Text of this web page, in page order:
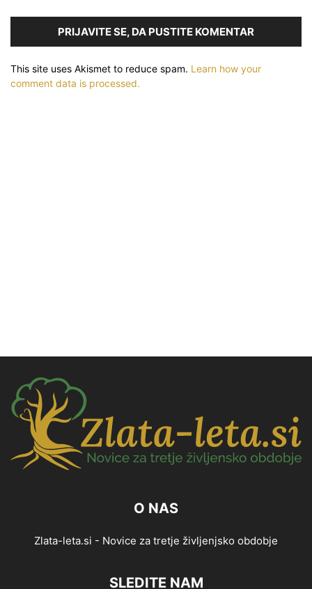
PRIJAVITE SE, DA PUSTITE KOMENTAR
This site uses Akismet to reduce spam. Learn how your
comment data is processed.
O NAS
Zlata-leta.si - Novice za tretje življenjsko obdobje
SLEDITE NAM